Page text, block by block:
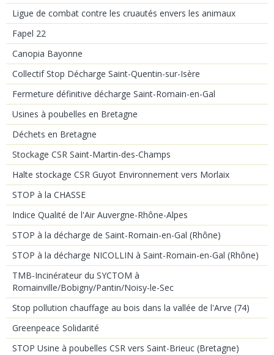
Ligue de combat contre les cruautés envers les animaux
Fapel 22
Canopia Bayonne
Collectif Stop Décharge Saint-Quentin-sur-Isère
Fermeture définitive décharge Saint-Romain-en-Gal
Usines à poubelles en Bretagne
Déchets en Bretagne
Stockage CSR Saint-Martin-des-Champs
Halte stockage CSR Guyot Environnement vers Morlaix
STOP à la CHASSE
Indice Qualité de l'Air Auvergne-Rhône-Alpes
STOP à la décharge de Saint-Romain-en-Gal (Rhône)
STOP à la décharge NICOLLIN à Saint-Romain-en-Gal (Rhône)
TMB-Incinérateur du SYCTOM à
Romainville/Bobigny/Pantin/Noisy-le-Sec
Stop pollution chauffage au bois dans la vallée de l'Arve (74)
Greenpeace Solidarité
STOP Usine à poubelles CSR vers Saint-Brieuc (Bretagne)